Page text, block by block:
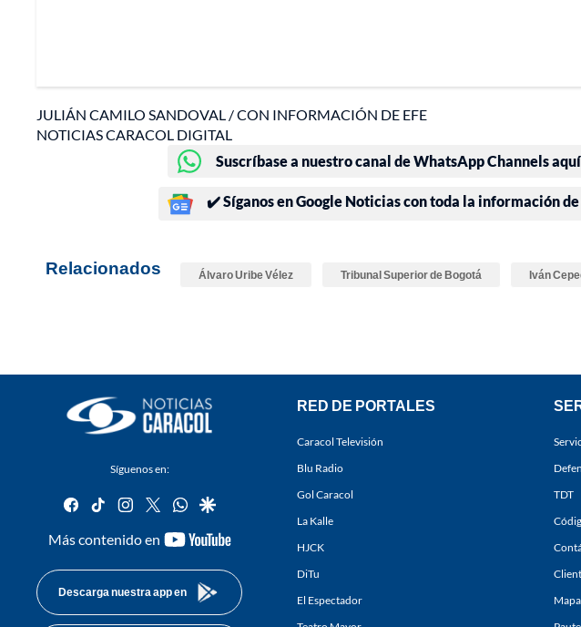
JULIÁN CAMILO SANDOVAL / CON INFORMACIÓN DE EFE
NOTICIAS CARACOL DIGITAL
Suscríbase a nuestro canal de WhatsApp Channels aquí
✔️ Síganos en Google Noticias con toda la información
Relacionados Álvaro Uribe Vélez Tribunal Superior de Bogotá Iván
Síguenos en:
facebook
tiktok instagram
twitterwhatsapp
google
Más contenido en
youtube-
Descarga nuestra app en
RED DE PORTALES
Caracol Televisión
Blu Radio
Gol Caracol
La Kalle
HJCK
DiTu
El Espectador
TDT